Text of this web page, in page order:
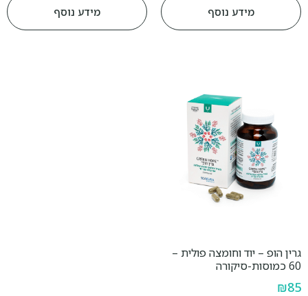
מידע נוסף מידע נוסף
גרין הופ – יוד וחומצה פולית –
60 כמוסות-סיקורה
₪85